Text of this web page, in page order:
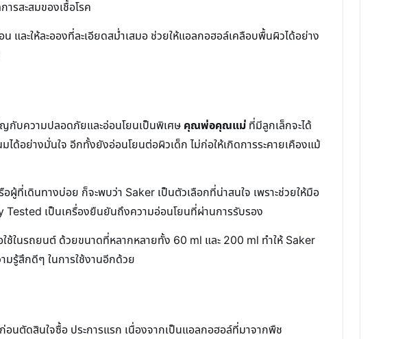
รสะสมของเชื้อโรค
ละให้ละอองที่ละเอียดสม่ำเสมอ ช่วยให้แอลกอฮอล์เคลือบพื้นผิวได้อย่าง
กับความปลอดภัยและอ่อนโยนเป็นพิเศษ คุณพ่อคุณแม่ ที่มีลูกเล็กจะได้
ด้อย่างมั่นใจ อีกทั้งยังอ่อนโยนต่อผิวเด็ก ไม่ก่อให้เกิดการระคายเคืองแม้
ผู้ที่เดินทางบ่อย ก็จะพบว่า Saker เป็นตัวเลือกที่น่าสนใจ เพราะช่วยให้มือ
เป็นเครื่องยืนยันถึงความอ่อนโยนที่ผ่านการรับรอง
ใช้ในรถยนต์ ด้วยขนาดที่หลากหลายทั้ง 60 ml และ 200 ml ทำให้ Saker
รู้สึกดีๆ ในการใช้งานอีกด้วย
ตัดสินใจซื้อ ประการแรก เนื่องจากเป็นแอลกอฮอล์ที่มาจากพืช